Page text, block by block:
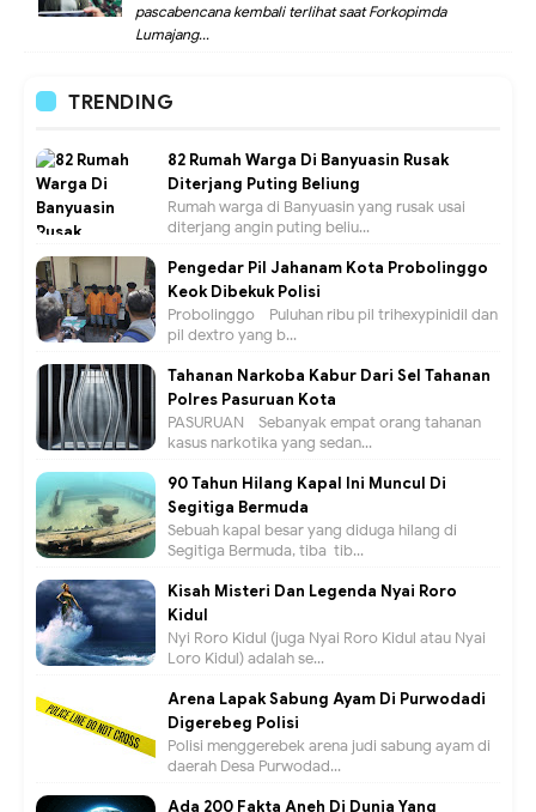
pascabencana kembali terlihat saat Forkopimda
Lumajang...
TRENDING
82 Rumah Warga Di Banyuasin Rusak
Diterjang Puting Beliung
Rumah warga di Banyuasin yang rusak usai
diterjang angin puting beliu...
Pengedar Pil Jahanam Kota Probolinggo
Keok Dibekuk Polisi
Probolinggo - Puluhan ribu pil trihexypinidil dan
pil dextro yang b...
Tahanan Narkoba Kabur Dari Sel Tahanan
Polres Pasuruan Kota
PASURUAN - Sebanyak empat orang tahanan
kasus narkotika yang sedan...
90 Tahun Hilang Kapal Ini Muncul Di
Segitiga Bermuda
Sebuah kapal besar yang diduga hilang di
Segitiga Bermuda, tiba-tib...
Kisah Misteri Dan Legenda Nyai Roro
Kidul
Nyi Roro Kidul (juga Nyai Roro Kidul atau Nyai
Loro Kidul) adalah se...
Arena Lapak Sabung Ayam Di Purwodadi
Digerebeg Polisi
Polisi menggerebek arena judi sabung ayam di
daerah Desa Purwodad...
Ada 200 Fakta Aneh Di Dunia Yang